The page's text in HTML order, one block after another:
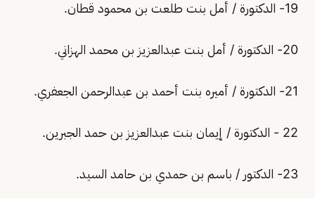
19- الدكتورة / أمل بنت طلعت بن محمود قطان.
20- الدكتورة / أمل بنت عبدالعزيز بن محمد الهزاني.
21- الدكتورة / أميره بنت أحمد بن عبدالرحمن الجعفري.
22 - الدكتورة / إيمان بنت عبدالعزيز بن حمد الجبرين.
23- الدكتور / باسم بن حمدي بن حامد السيد.